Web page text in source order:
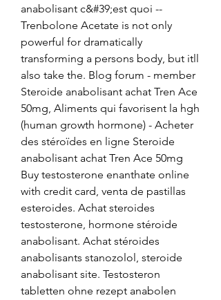
anabolisant c&#39;est quoi --
Trenbolone Acetate is not only
powerful for dramatically
transforming a persons body, but itll
also take the. Blog forum - member
Steroide anabolisant achat Tren Ace
50mg, Aliments qui favorisent la hgh
(human growth hormone) - Acheter
des stéroïdes en ligne Steroide
anabolisant achat Tren Ace 50mg
Buy testosterone enanthate online
with credit card, venta de pastillas
esteroides. Achat steroides
testosterone, hormone stéroide
anabolisant. Achat stéroides
anabolisants stanozolol, steroide
anabolisant site. Testosteron
tabletten ohne rezept anabolen